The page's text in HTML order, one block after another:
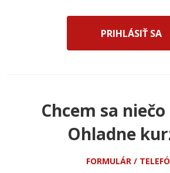
PRIHLÁSIŤ SA
Chcem sa
Ohladne
FORMULÁR /